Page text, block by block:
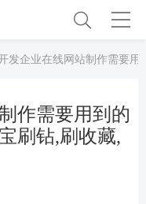
发企业在线网站制作需要
作需要用到的
刷钻,刷收藏,